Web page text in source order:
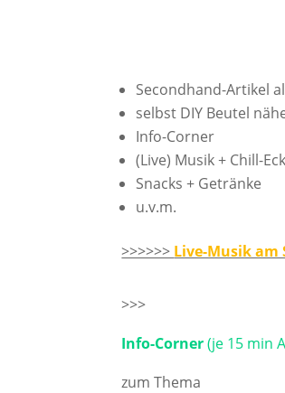
Secondhand-Artikel
selbst DIY Beutel
Info-Corner
(Live) Musik + Chill-
Snacks + Getränke
u.v.m.
>>>>>> Live-Musik am
>>>
Info-Corner(je 15 min
zum Thema